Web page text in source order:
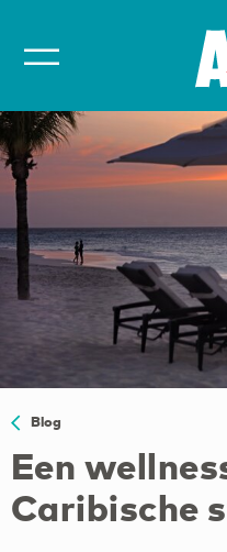
Blog
Een
Caribische